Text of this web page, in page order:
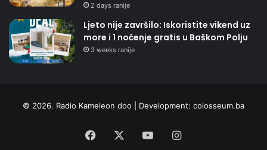
2 days ranije
Ljeto nije završilo: Iskoristite vikend uz
more i 1 noćenje gratis u Baškom Polju
3 weeks ranije
© 2026. Radio Kameleon doo | Development: colosseum.ba
Facebook YouTubeInstagram